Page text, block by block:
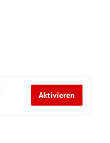
Aktivieren